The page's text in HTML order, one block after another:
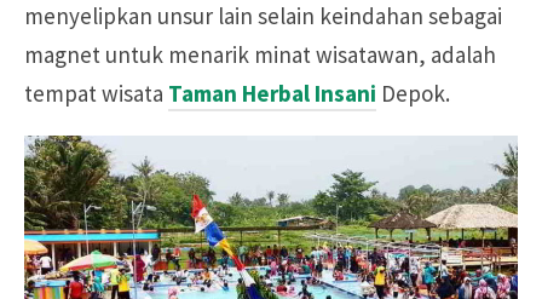
menyelipkan unsur lain selain keindahan sebagai
magnet untuk menarik minat wisatawan, adalah
tempat wisata Taman Herbal Insani Depok.